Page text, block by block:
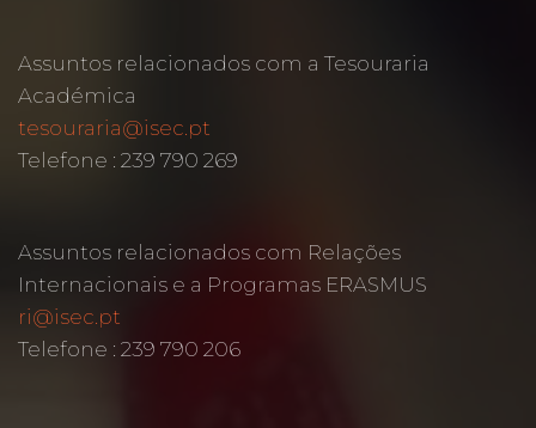
Assuntos relacionados com a Tesouraria
Académica
tesouraria@isec.pt
Telefone : 239 790 269
Assuntos relacionados com Relações
Internacionais e a Programas ERASMUS
ri@isec.pt
Telefone : 239 790 206